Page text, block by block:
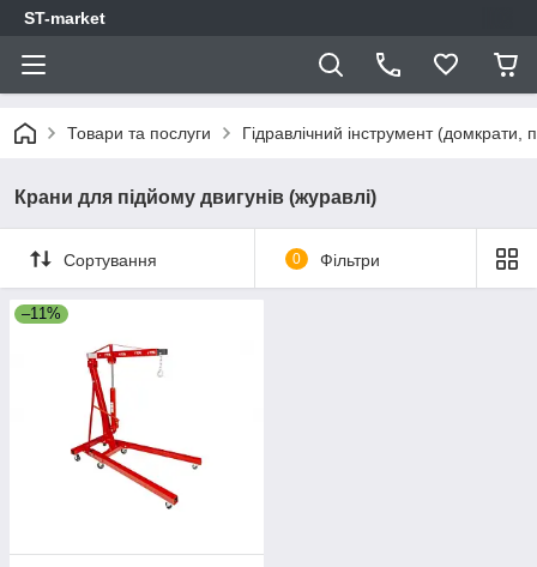
ST-market
Товари та послуги Гідравлічний інструмент (домкрати,
Крани для підйому двигунів (журавлі)
Сортування 0 Фільтри
–11%